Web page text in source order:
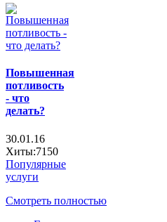
Повышенная
потливость
- что
делать?
30.01.16
Хиты:7150
Популярные
услуги
Смотреть полностью